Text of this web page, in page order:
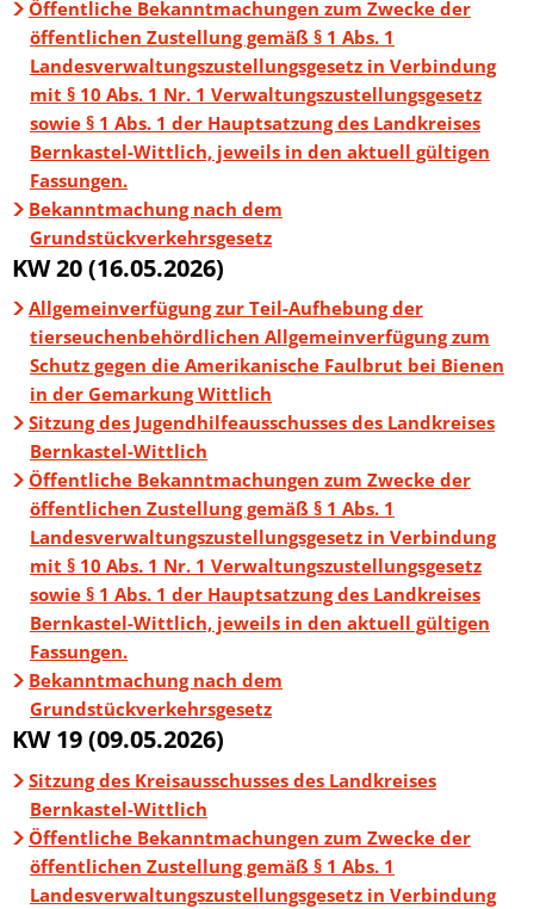
Öffentliche Bekanntmachungen zum Zwecke der
öffentlichen Zustellung gemäß § 1 Abs. 1
Landesverwaltungszustellungsgesetz in Verbindung
mit § 10 Abs. 1 Nr. 1 Verwaltungszustellungsgesetz
sowie § 1 Abs. 1 der Hauptsatzung des Landkreises
Bernkastel-Wittlich, jeweils in den aktuell gültigen
Fassungen.
Bekanntmachung nach dem
Grundstückverkehrsgesetz
KW 20 (16.05.2026)
Allgemeinverfügung zur Teil-Aufhebung der
tierseuchenbehördlichen Allgemeinverfügung zum
Schutz gegen die Amerikanische Faulbrut bei Bienen
in der Gemarkung Wittlich
Sitzung des Jugendhilfeausschusses des Landkreises
Bernkastel-Wittlich
Öffentliche Bekanntmachungen zum Zwecke der
öffentlichen Zustellung gemäß § 1 Abs. 1
Landesverwaltungszustellungsgesetz in Verbindung
mit § 10 Abs. 1 Nr. 1 Verwaltungszustellungsgesetz
sowie § 1 Abs. 1 der Hauptsatzung des Landkreises
Bernkastel-Wittlich, jeweils in den aktuell gültigen
Fassungen.
Bekanntmachung nach dem
Grundstückverkehrsgesetz
KW 19 (09.05.2026)
Sitzung des Kreisausschusses des Landkreises
Bernkastel-Wittlich
Öffentliche Bekanntmachungen zum Zwecke der
öffentlichen Zustellung gemäß § 1 Abs. 1
Landesverwaltungszustellungsgesetz in Verbindung